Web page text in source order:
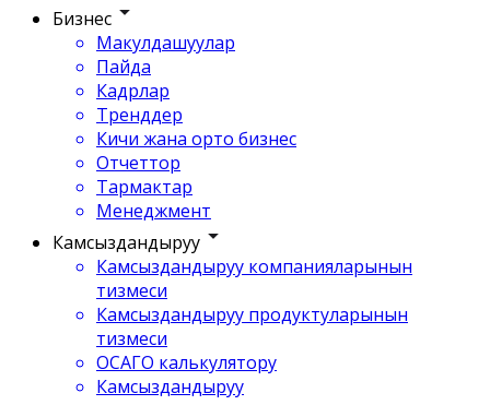
Бизнес
Макулдашуулар
Пайда
Кадрлар
Тренддер
Кичи жана орто бизнес
Отчеттор
Тармактар
Менеджмент
Камсыздандыруу
Камсыздандыруу компанияларынын
тизмеси
Камсыздандыруу продуктуларынын
тизмеси
ОСАГО калькулятору
Камсыздандыруу